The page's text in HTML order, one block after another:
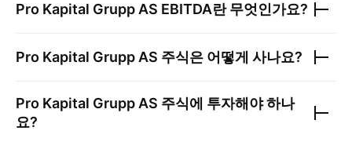
Pro Kapital Grupp AS EBITDA란 무엇인가요?
Pro Kapital Grupp AS 주식은 어떻게 사나요?
Pro Kapital Grupp AS 주식에 투자해야 하나
요?